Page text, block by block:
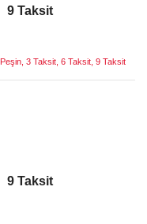
9 Taksit
Peşin, 3 Taksit, 6 Taksit, 9 Taksit
9 Taksit